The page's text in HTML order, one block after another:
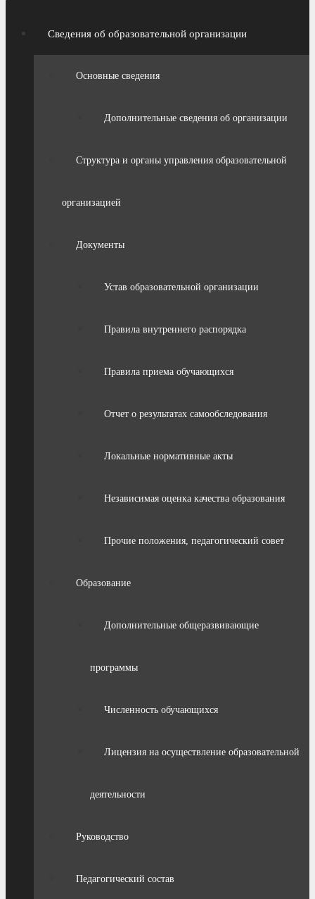
Сведения об образовательной организации
Основные сведения
Дополнительные сведения об организации
Структура и органы управления образовательной
организацией
Документы
Устав образовательной организации
Правила внутреннего распорядка
Правила приема обучающихся
Отчет о результатах самообследования
Локальные нормативные акты
Независимая оценка качества образования
Прочие положения, педагогический совет
Образование
Дополнительные общеразвивающие
программы
Численность обучающихся
Лицензия на осуществление образовательной
деятельности
Руководство
Педагогический состав